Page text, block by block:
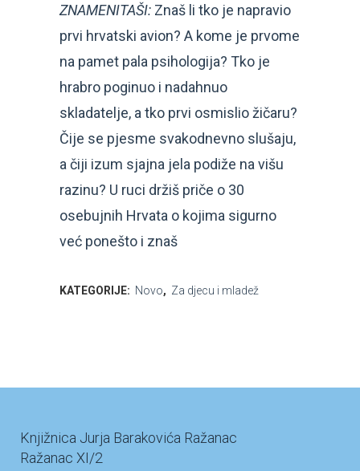
ZNAMENITAŠI: Znaš li tko je napravio
prvi hrvatski avion? A kome je prvome
na pamet pala psihologija? Tko je
hrabro poginuo i nadahnuo
skladatelje, a tko prvi osmislio žičaru?
Čije se pjesme svakodnevno slušaju,
a čiji izum sjajna jela podiže na višu
razinu? U ruci držiš priče o 30
osebujnih Hrvata o kojima sigurno
već ponešto i znaš
KATEGORIJE: Novo, Za djecu i mladež
Knjižnica Jurja Barakovića Ražanac
Ražanac XI/2